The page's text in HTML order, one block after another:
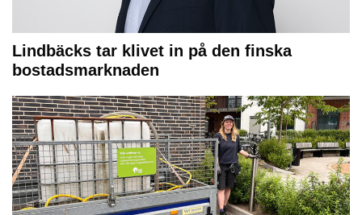
Lindbäcks tar klivet in på den finska
bostadsmarknaden